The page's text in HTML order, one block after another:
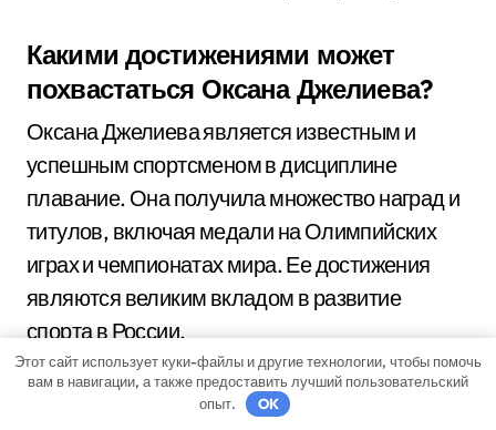
Какими достижениями может
похвастаться Оксана Джелиева?
Оксана Джелиева является известным и
успешным спортсменом в дисциплине
плавание. Она получила множество наград и
титулов, включая медали на Олимпийских
играх и чемпионатах мира. Ее достижения
являются великим вкладом в развитие
спорта в России.
Как начиналась карьера Оксаны
Этот сайт использует куки-файлы и другие технологии, чтобы помочь
вам в навигации, а также предоставить лучший пользовательский
опыт.
OK